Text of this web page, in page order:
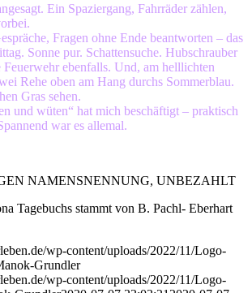
Ein Spaziergang, Fahrräder zählen,
Fragen ohne Ende beantworten – das
Sonne pur. Schattensuche. Hubschrauber
Feuerwehr ebenfalls. Und, am helllichten
Rehe oben am Hang durchs Sommerblau.
Gras sehen.
und wüten“ hat mich beschäftigt – praktisch
war es allemal.
NAMENSNENNUNG, UNBEZAHLT
Tagebuchs stammt von B. Pachl- Eberhart
wp-content/uploads/2022/11/Logo-
Grundler
wp-content/uploads/2022/11/Logo-